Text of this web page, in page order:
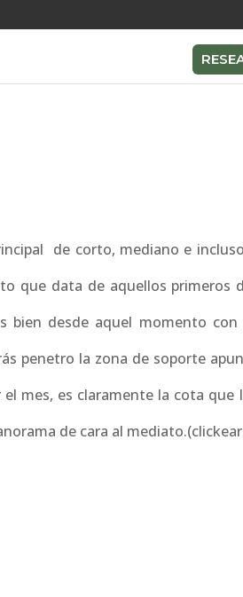
de corto, mediano e
que data de aquellos primeros
bien desde aquel momento
penetro la zona de soporte
mes, es claramente la cota que
de cara al